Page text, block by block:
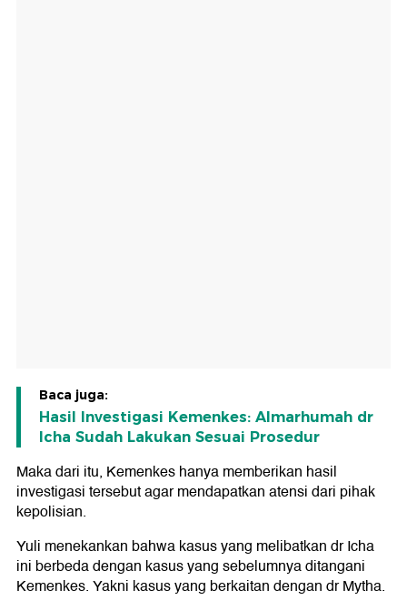
Baca juga:
Hasil Investigasi Kemenkes: Almarhumah dr
Icha Sudah Lakukan Sesuai Prosedur
Maka dari itu, Kemenkes hanya memberikan hasil
investigasi tersebut agar mendapatkan atensi dari pihak
kepolisian.
Yuli menekankan bahwa kasus yang melibatkan dr Icha
ini berbeda dengan kasus yang sebelumnya ditangani
Kemenkes. Yakni kasus yang berkaitan dengan dr Mytha.